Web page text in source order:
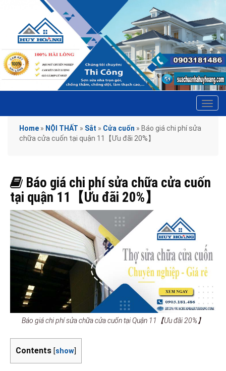
Home » NỘI THẤT » Sắt » Cửa cuốn » Báo giá chi phí sửa
chữa cửa cuốn tại quận 11【Ưu đãi 20%】
Báo giá chi phí sửa chữa cửa cuốn
tại quận 11【Ưu đãi 20%】
Báo giá chi phí sửa chữa cửa cuốn tại Quận 11【Ưu đãi 20%】
Contents [show]